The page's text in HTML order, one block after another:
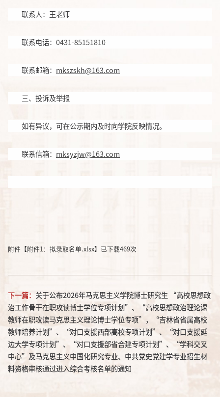
联系人：王老师
联系电话： 0431-85151810
联系邮箱： mkszskh@163.com
三、投诉及举报
如有异议，可在公示期内及时向学院反映情况。
联系信箱： mksyzjw@163.com
附件【附件1：拟录取名单.xlsx】已下载469次
下一篇： 关于公布2026年马克思主义学院博士研究生 “高校思想政
治工作骨干在职攻读博士学位专项计划”、“高校思想政治理论课
教师在职攻读马克思主义理论博士学位专项”，“吉林省省属高校
教师培养计划”、“对口支援西部高校专项计划”、“对口支援延
边大学专项计划”、“对口支援部省合建专项计划”、“学科交叉
中心”及马克思主义中国化研究专业、中共党史党建学专业招生材
料资格审核通过进入综合考核名单的通知